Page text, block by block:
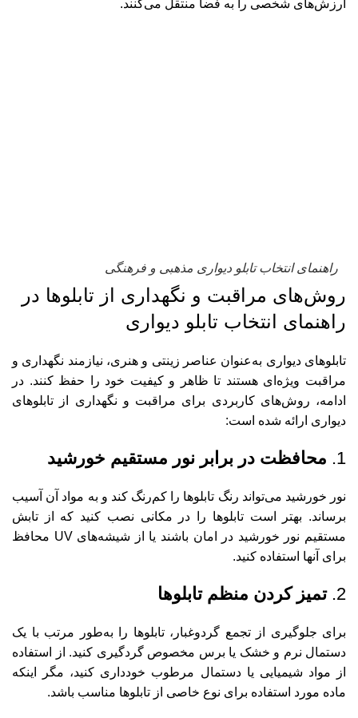
ارزش‌های شخصی را به فضا منتقل می‌کنند.
راهنمای انتخاب تابلو دیواری مذهبی و فرهنگی
روش‌های مراقبت و نگهداری از تابلوها در
راهنمای انتخاب تابلو دیواری
تابلوهای دیواری به‌عنوان عناصر زینتی و هنری، نیازمند نگهداری و
مراقبت ویژه‌ای هستند تا ظاهر و کیفیت خود را حفظ کنند. در
ادامه، روش‌های کاربردی برای مراقبت و نگهداری از تابلوهای
دیواری ارائه شده است:
1. محافظت در برابر نور مستقیم خورشید
نور خورشید می‌تواند رنگ تابلوها را کم‌رنگ کند و به مواد آن آسیب
برساند. بهتر است تابلوها را در مکانی نصب کنید که از تابش
مستقیم نور خورشید در امان باشند یا از شیشه‌های UV محافظ
برای آنها استفاده کنید.
2. تمیز کردن منظم تابلوها
برای جلوگیری از تجمع گردوغبار، تابلوها را به‌طور مرتب با یک
دستمال نرم و خشک یا برس مخصوص گردگیری کنید. از استفاده
از مواد شیمیایی یا دستمال مرطوب خودداری کنید، مگر اینکه
ماده مورد استفاده برای نوع خاصی از تابلوها مناسب باشد.